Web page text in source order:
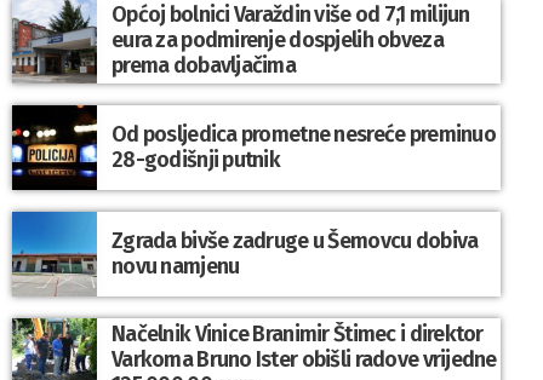
Općoj bolnici Varaždin više od 7,1 milijun
eura za podmirenje dospjelih obveza
prema dobavljačima
Od posljedica prometne nesreće preminuo
28-godišnji putnik
Zgrada bivše zadruge u Šemovcu dobiva
novu namjenu
Načelnik Vinice Branimir Štimec i direktor
Varkoma Bruno Ister obišli radove vrijedne